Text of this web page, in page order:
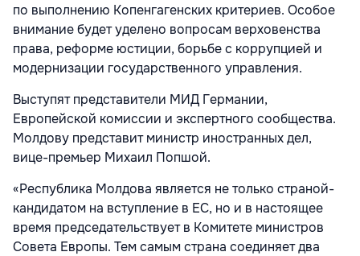
по выполнению Копенгагенских критериев. Особое
внимание будет уделено вопросам верховенства
права, реформе юстиции, борьбе с коррупцией и
модернизации государственного управления.
Выступят представители МИД Германии,
Европейской комиссии и экспертного сообщества.
Молдову представит министр иностранных дел,
вице-премьер Михаил Попшой.
«Республика Молдова является не только страной-
кандидатом на вступление в ЕС, но и в настоящее
время председательствует в Комитете министров
Совета Европы. Тем самым страна соединяет два